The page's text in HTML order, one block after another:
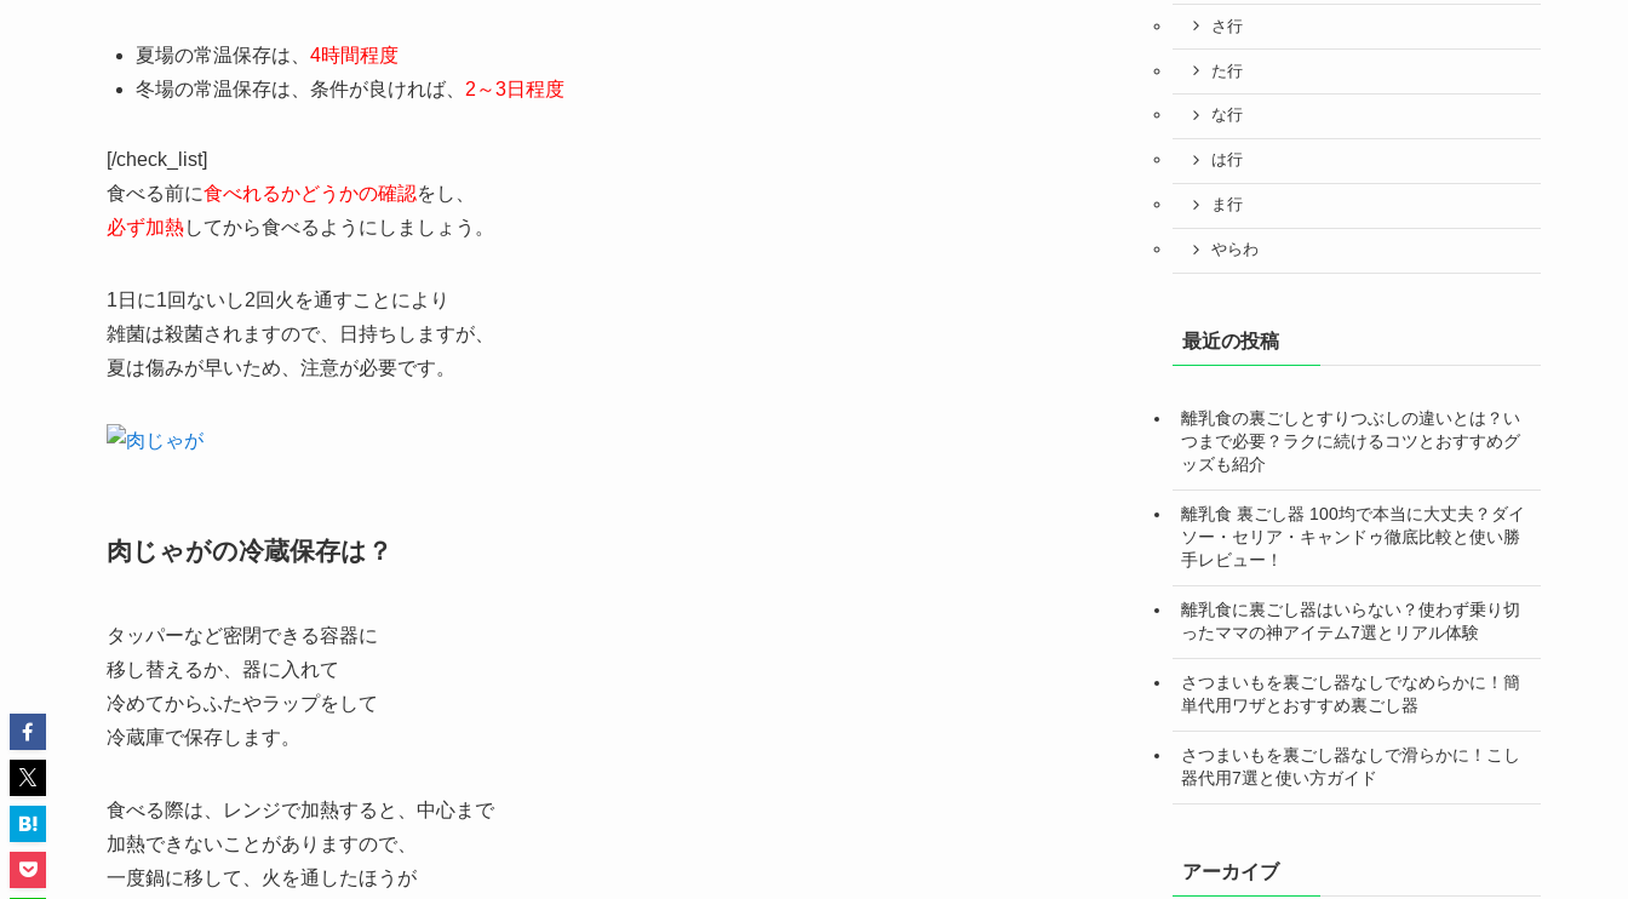
夏場の常温保存は、 4時間程度
冬場の常温保存は、条件が良ければ、 2～3日程度
[/check_list]
食べる前に食べれるかどうかの確認をし、
必ず加熱してから食べるようにしましょう。
1日に1回ないし2回火を通すことにより
雑菌は殺菌されますので、日持ちしますが、
夏は傷みが早いため、注意が必要です。
肉じゃがの冷蔵保存は？
タッパーなど密閉できる容器に
移し替えるか、器に入れて
冷めてからふたやラップをして
冷蔵庫で保存します。
食べる際は、レンジで加熱すると、中心まで
加熱できないことがありますので、
一度鍋に移して、火を通したほうが
さ行
た行
な行
は行
ま行
やらわ
最近の投稿
離乳食の裏ごしとすりつぶしの違いとは？い
つまで必要？ラクに続けるコツとおすすめグ
ッズも紹介
離乳食 裏ごし器 100均で本当に大丈夫？ダイ
ソー・セリア・キャンドゥ徹底比較と使い勝
手レビュー！
離乳食に裏ごし器はいらない？使わず乗り切
ったママの神アイテム7選とリアル体験
さつまいもを裏ごし器なしでなめらかに！簡
単代用ワザとおすすめ裏ごし器
さつまいもを裏ごし器なしで滑らかに！こし
器代用7選と使い方ガイド
アーカイブ